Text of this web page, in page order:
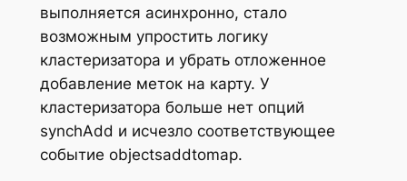
выполняется асинхронно, стало
возможным упростить логику
кластеризатора и убрать отложенное
добавление меток на карту. У
кластеризатора больше нет опций
synchAdd и исчезло соответствующее
событие objectsaddtomap.